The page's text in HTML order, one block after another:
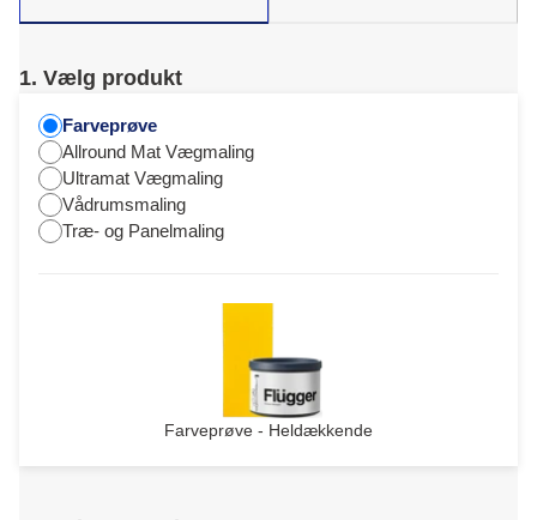
1. Vælg produkt
Farveprøve
Allround Mat Vægmaling
Ultramat Vægmaling
Vådrumsmaling
Træ- og Panelmaling
Farveprøve - Heldækkende